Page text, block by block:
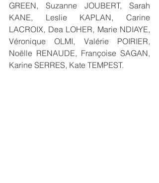
GREEN, Suzanne JOUBERT, Sarah
KANE, Leslie KAPLAN, Carine
LACROIX, Dea LOHER, Marie NDIAYE,
Véronique OLMI, Valérie POIRIER,
Noëlle RENAUDE, Françoise SAGAN,
Karine SERRES, Kate TEMPEST.